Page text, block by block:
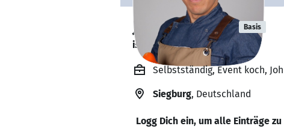
John Delgado Basis
ist verfügbar. ✅
Selbstständig, Event koch,
Siegburg, Deutschland
Logg Dich ein, um alle Einträge